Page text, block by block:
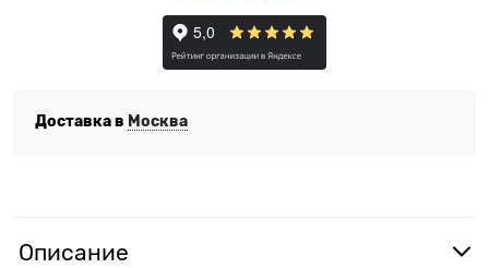
Доставка в Москва
Описание